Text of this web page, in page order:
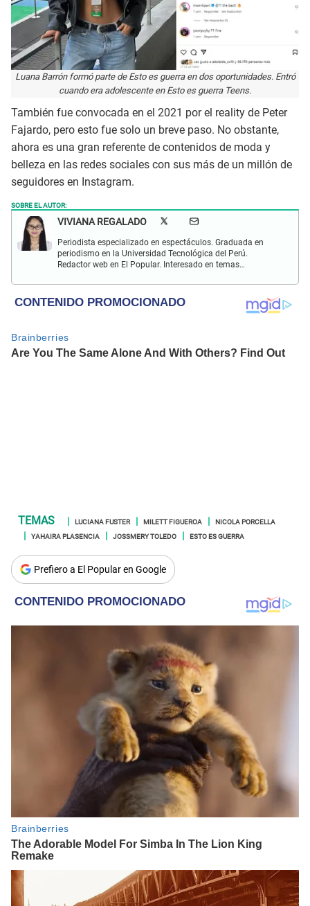
Luana Barrón formó parte de Esto es guerra en dos oportunidades. Entró
cuando era adolescente en Esto es guerra Teens.
También fue convocada en el 2021 por el reality de Peter
Fajardo, pero esto fue solo un breve paso. No obstante,
ahora es una gran referente de contenidos de moda y
belleza en las redes sociales con sus más de un millón de
seguidores en Instagram.
SOBRE EL AUTOR:
VIVIANA REGALADO
Periodista especializado en espectáculos. Graduada en
periodismo en la Universidad Tecnológica del Perú.
Redactor web en El Popular. Interesado en temas
y crónicas.
LUCIANA FUSTER MILETT FIGUEROA
NICOLA PORCELLA
YAHAIRA PLASENCIA
JOSSMERY TOLEDO ESTO ES GUERRA
Prefiero a El Popular en Google